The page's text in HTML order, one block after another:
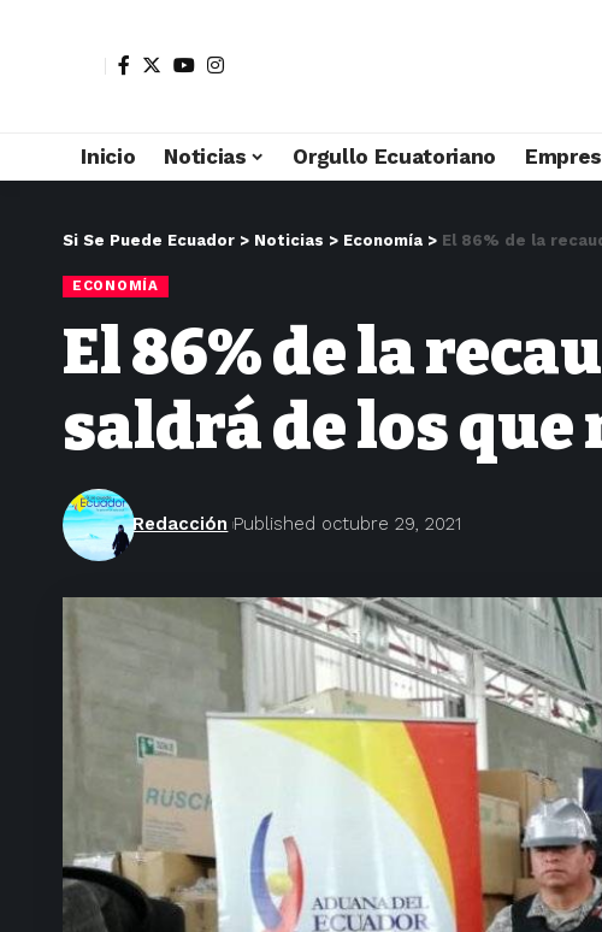
Inicio Noticias Orgullo Ecuatoriano
Si Se Puede Ecuador > Noticias > Economía > El 86% de la
ECONOMÍA
El 86% de la
saldrá de los que
Redacción Published octubre 29, 2021